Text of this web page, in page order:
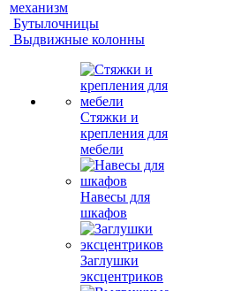
механизм
Бутылочницы
Выдвижные колонны
Стяжки и
крепления для
мебели
Навесы для
шкафов
Заглушки
эксцентриков